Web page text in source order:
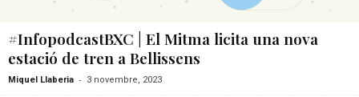
#InfopodcastBXC | El Mitma licita una nova
estació de tren a Bellissens
Miquel Llaberia - 3 novembre, 2023